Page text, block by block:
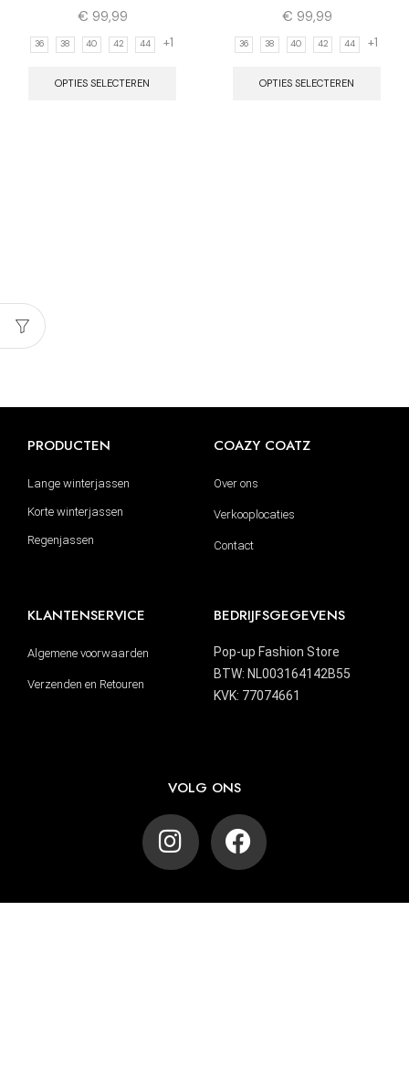
€ 99,99
36 38 40 42 44 +1
OPTIES SELECTEREN
€ 99,99
36 38 40 42 44 +1
OPTIES SELECTEREN
PRODUCTEN
Lange winterjassen
Korte winterjassen
Regenjassen
COAZY COATZ
Over ons
Verkooplocaties
Contact
KLANTENSERVICE
Algemene voorwaarden
Verzenden en Retouren
BEDRIJFSGEGEVENS
Pop-up Fashion Store
BTW: NL003164142B55
KVK: 77074661
VOLG ONS